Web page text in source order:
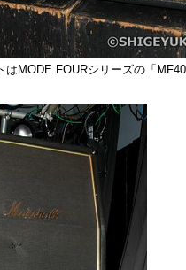
はMODE FOURシリーズの「